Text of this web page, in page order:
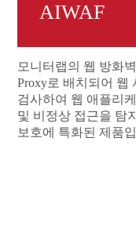
AIWAF
모니터랩의 웹 방화
Proxy로 배치되어 웹
검사하여 웹 애플리
및 비정상 접근을 탐
보호에 특화된 제품